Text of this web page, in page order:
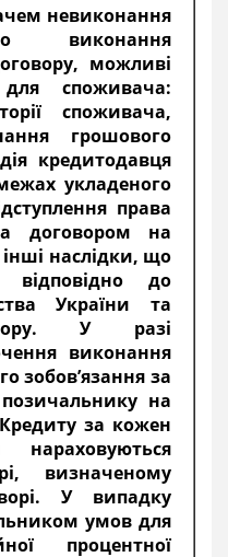
невиконання
виконання
можливі
для споживача:
споживача,
грошового
кредитодавця
укладеного
права
договором на
інші наслідки, що
до
України та
У разі
виконання
зобов’язання за
на
за кожен
нараховуються
визначеному
У випадку
умов для
процентної